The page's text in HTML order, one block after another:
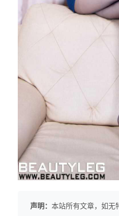
声明： 本站所有文章，如无